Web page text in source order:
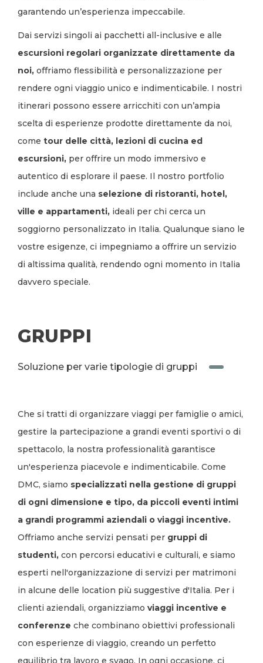
garantendo un’esperienza impeccabile.
Dai servizi singoli ai pacchetti all-inclusive e alle
escursioni regolari organizzate direttamente da
noi, offriamo flessibilità e personalizzazione per
rendere ogni viaggio unico e indimenticabile. I nostri
itinerari possono essere arricchiti con un’ampia
scelta di esperienze prodotte direttamente da noi,
come tour delle città, lezioni di cucina ed
escursioni, per offrire un modo immersivo e
autentico di esplorare il paese. Il nostro portfolio
include anche una selezione di ristoranti, hotel,
ville e appartamenti, ideali per chi cerca un
soggiorno personalizzato in Italia. Qualunque siano le
vostre esigenze, ci impegniamo a offrire un servizio
di altissima qualità, rendendo ogni momento in Italia
davvero speciale.
GRUPPI
Soluzione per varie tipologie di gruppi
Che si tratti di organizzare viaggi per famiglie o amici,
gestire la partecipazione a grandi eventi sportivi o di
spettacolo, la nostra professionalità garantisce
un'esperienza piacevole e indimenticabile. Come
DMC, siamo specializzati nella gestione di gruppi
di ogni dimensione e tipo, da piccoli eventi intimi
a grandi programmi aziendali o viaggi incentive.
Offriamo anche servizi pensati per gruppi di
studenti, con percorsi educativi e culturali, e siamo
esperti nell'organizzazione di servizi per matrimoni
in alcune delle location più suggestive d'Italia. Per i
clienti aziendali, organizziamo viaggi incentive e
conferenze che combinano obiettivi professionali
con esperienze di viaggio, creando un perfetto
equilibrio tra lavoro e svago. In ogni occasione, ci